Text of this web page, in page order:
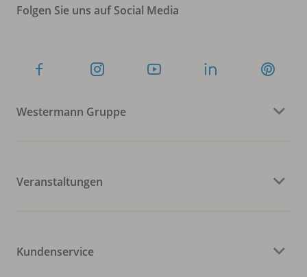
Folgen Sie uns auf Social Media
Westermann Gruppe
Veranstaltungen
Kundenservice